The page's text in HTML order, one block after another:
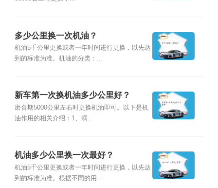
多少公里换一次机油？
机油5千公里更换或者一年时间进行更换，以先达
到的标准为准。机油的分类：...
新车第一次换机油多少公里好？
磨合期5000公里左右时更换机油即可。以下是机
油作用的相关介绍：1、润...
机油多少公里换一次最好？
机油5千公里更换或者一年时间进行更换，以先达
到的标准为准。根据不同的用...